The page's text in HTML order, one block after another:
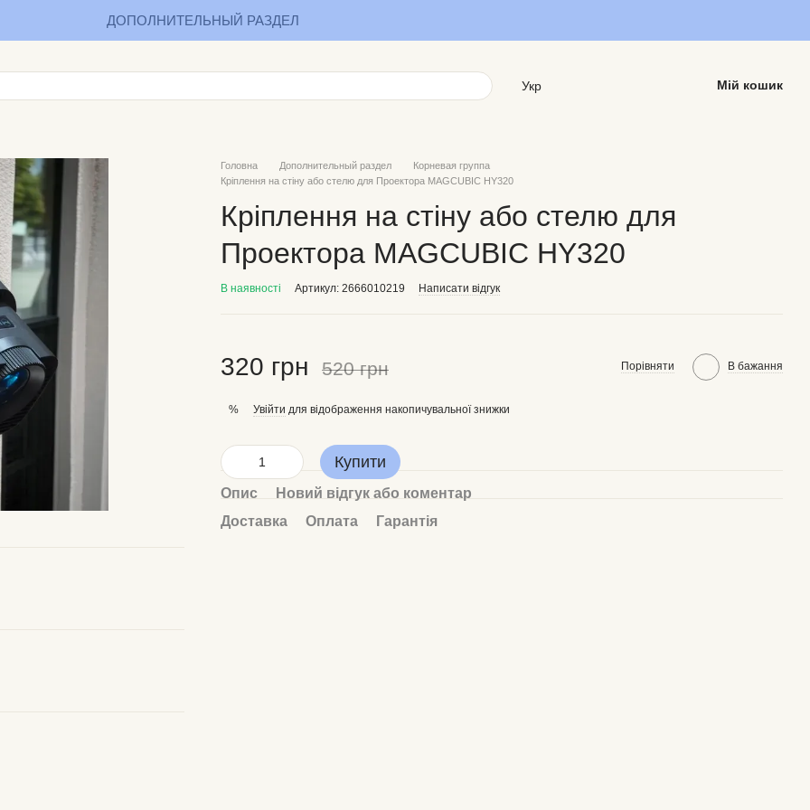
ДОПОЛНИТЕЛЬНЫЙ РАЗДЕЛ
Укр Мій кошик
Головна Дополнительный раздел
Корневая группа
Кріплення на стіну або стелю для Проектора MAGCUBIC HY320
Кріплення на стіну або стелю для
Проектора MAGCUBIC HY320
В наявності Артикул: 2666010219 Написати відгук
320 грн 520 грн Порівняти В бажання
% Увійти для відображення накопичувальної знижки
Купити
Опис
Новий відгук або коментар
Доставка
Оплата Гарантія